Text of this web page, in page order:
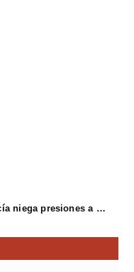
Ángel García niega presiones a comercios y asegura que el Ayuntamiento cumple "de manera muy rigurosa" la Ley de Contratos